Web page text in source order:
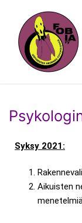
Syksy 2021:
Aikuisten